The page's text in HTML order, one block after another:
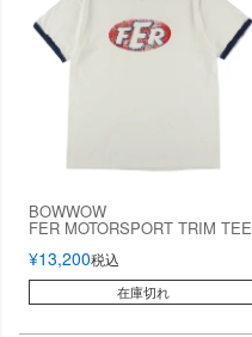
BOWWOW
FER MOTORSPORT TRIM TEE
¥13,200税込
在庫切れ